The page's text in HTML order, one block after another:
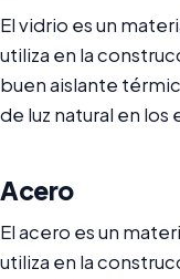
El vidrio es un
utiliza en la
buen aislante
de luz natural en los
Acero
El acero es un
utiliza en la